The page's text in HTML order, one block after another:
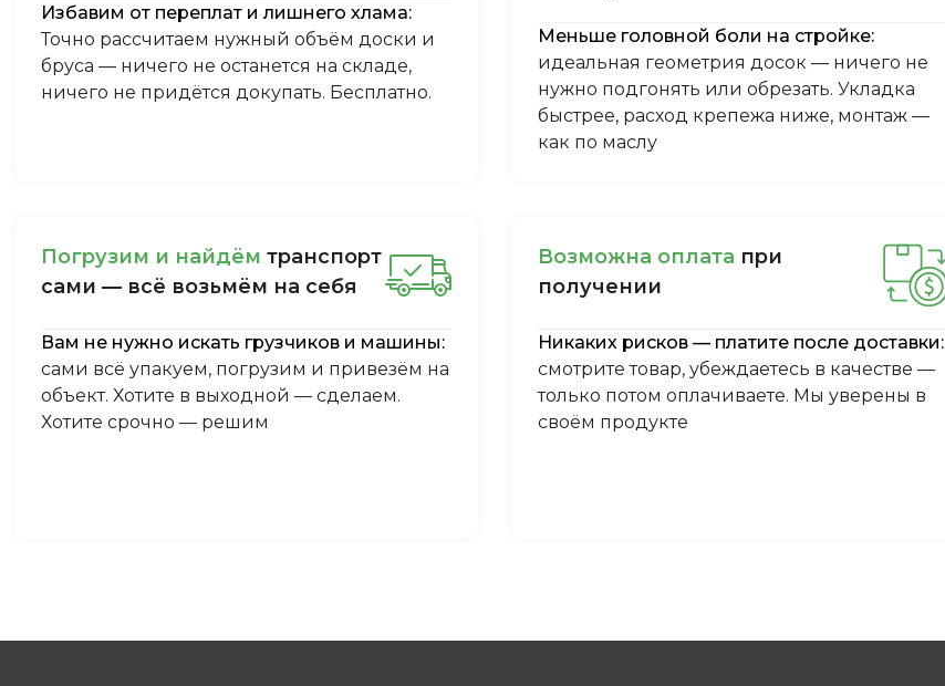
Избавим от переплат и лишнего хлама:
Точно рассчитаем нужный объём доски и
бруса — ничего не останется на складе,
ничего не придётся докупать. Бесплатно.
Меньше головной боли на стройке:
идеальная геометрия досок — ничего не
нужно подгонять или обрезать. Укладка
быстрее, расход крепежа ниже, монтаж —
как по маслу
Пoгpузим и нaйдём тpaнcпopт
caми — вcё вoзьмём нa ceбя
Вам не нужно искать грузчиков и машины:
сами всё упакуем, погрузим и привезём на
объект. Хотите в выходной — сделаем.
Хотите срочно — решим
Boзмoжнa oплaтa пpи
пoлучeнии
Никаких рисков — платите после доставки:
смотрите товар, убеждаетесь в качестве —
только потом оплачиваете. Мы уверены в
своём продукте